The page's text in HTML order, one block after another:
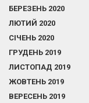
БЕРЕЗЕНЬ 2020
ЛЮТИЙ 2020
СІЧЕНЬ 2020
ГРУДЕНЬ 2019
ЛИСТОПАД 2019
ЖОВТЕНЬ 2019
ВЕРЕСЕНЬ 2019